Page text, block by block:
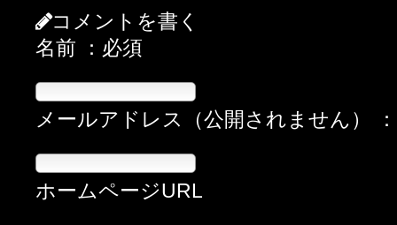
コメントを書く
名前 ：必須
メールアドレス（公開されません）
ホームページURL